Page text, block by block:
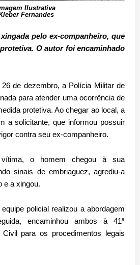
Ilustrativa
Fernandes
pelo ex-companheiro, que
O autor foi encaminhado
de dezembro, a Polícia Militar de
para atender uma ocorrência de
protetiva. Ao chegar ao local, a
a solicitante, que informou possuir
contra seu ex-companheiro.
vítima, o homem chegou à sua
sinais de embriaguez, agrediu-a
e a xingou.
policial realizou a abordagem
encaminhou ambos à 41ª
para os procedimentos legais